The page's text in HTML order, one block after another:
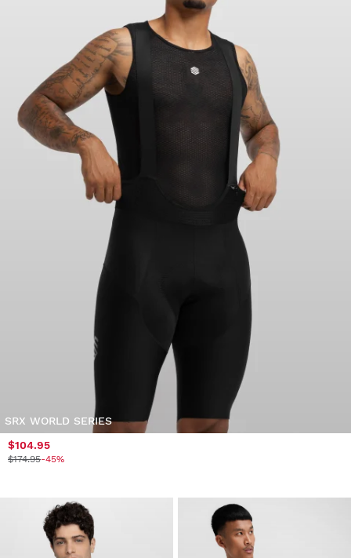
SRX WORLD SERIES
$104.95
$174.95-45%